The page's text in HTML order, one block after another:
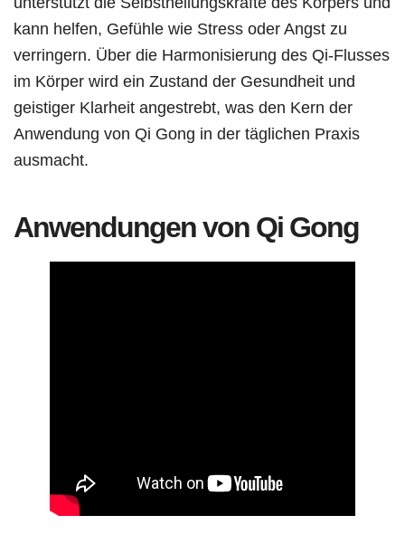
kann helfen, Gefühle wie Stress oder Angst zu
verringern. Über die Harmonisierung des Qi-Flusses
im Körper wird ein Zustand der Gesundheit und
geistiger Klarheit angestrebt, was den Kern der
Anwendung von Qi Gong in der täglichen Praxis
ausmacht.
Anwendungen von Qi Gong